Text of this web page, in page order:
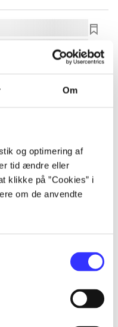
Om
og optimering af
tid ændre eller
klikke på ”Cookies” i
om de anvendte
dolor sit amet ...
dolor sit amet ...
dolor sit amet ...
dolor sit amet ...
dolor sit amet ...
dolor sit amet ...
dolor sit amet ...
dolor sit amet ...
dolor sit amet ...
dolor sit amet ...
dolor sit amet ...